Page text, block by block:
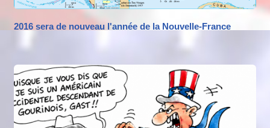
2016 sera de nouveau l'année de la Nouvelle-France